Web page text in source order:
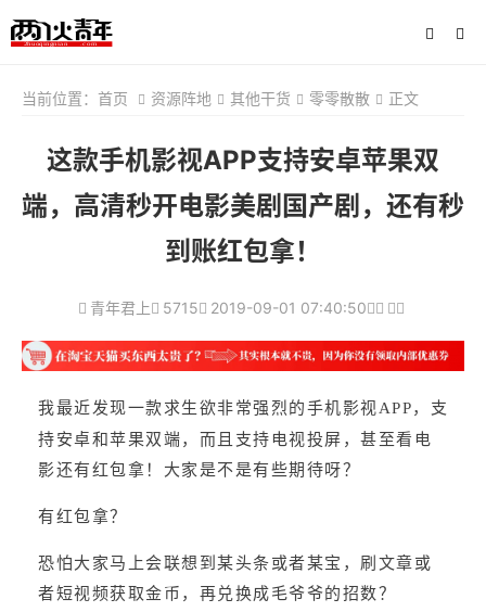
当前位置： 首页 资源阵地 其他干货 零零散散 正文
这款手机影视APP支持安卓苹果双
端，高清秒开电影美剧国产剧，还有秒
到账红包拿！
青年君上 5715 2019-09-01 07:40:50
我最近发现一款求生欲非常强烈的手机影视APP，支
持安卓和苹果双端，而且支持电视投屏，甚至看电
影还有红包拿！大家是不是有些期待呀？
有红包拿？
恐怕大家马上会联想到某头条或者某宝，刷文章或
者短视频获取金币，再兑换成毛爷爷的招数？